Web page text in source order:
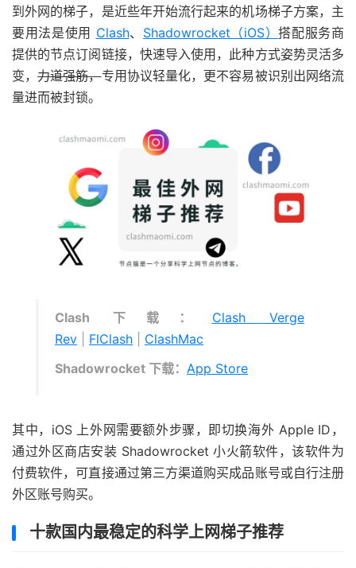
到外网的梯子，是近些年开始流行起来的机场梯子方案，主
要用法是使用 Clash、 Shadowrocket（iOS）搭配服务商
提供的节点订阅链接，快速导入使用，此种方式姿势灵活多
变，力道强筋，专用协议轻量化，更不容易被识别出网络流
量进而被封锁。
Clash 下载： Clash Verge
Rev
FlClash
ClashMac
Shadowrocket 下载： App Store
其中，iOS 上外网需要额外步骤，即切换海外 Apple ID，
通过外区商店安装 Shadowrocket 小火箭软件，该软件为
付费软件，可直接通过第三方渠道购买成品账号或自行注册
外区账号购买。
十款国内最稳定的科学上网梯子推荐